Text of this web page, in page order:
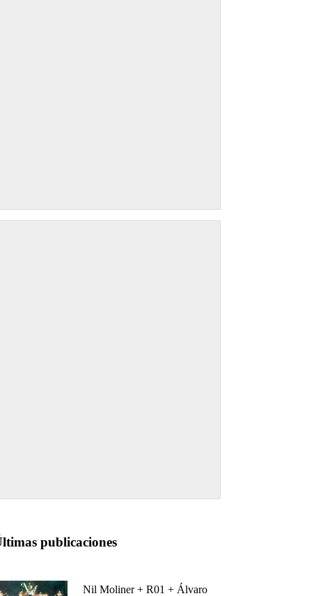
publicaciones
Nil Moliner + R01 + Álvaro